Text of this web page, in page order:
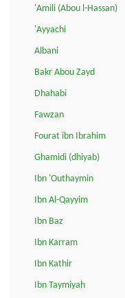
'Amili (Abou l-Hassan)
'Ayyachi
Albani
Bakr Abou Zayd
Dhahabi
Fawzan
Fourat ibn Ibrahim
Ghamidi (dhiyab)
Ibn 'Outhaymin
Ibn Al-Qayyim
Ibn Baz
Ibn Karram
Ibn Kathir
Ibn Taymiyah